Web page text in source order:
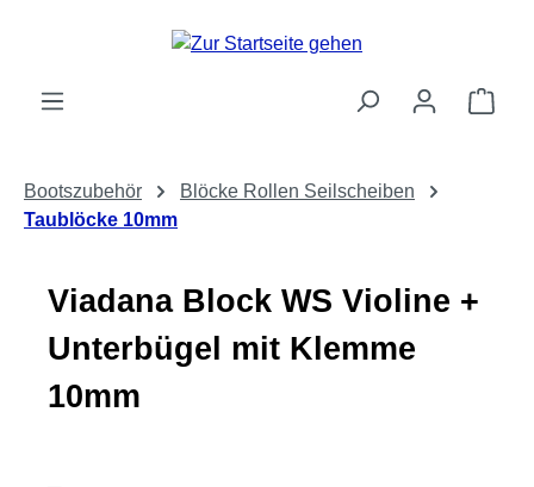
Zum Hauptinhalt springen
Bootszubehör
Blöcke Rollen Seilscheiben
Taublöcke 10mm
Viadana Block WS Violine +
Unterbügel mit Klemme
10mm